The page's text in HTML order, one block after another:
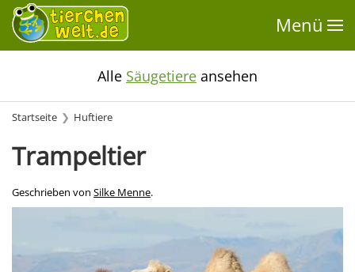
Menü
Alle Säugetiere ansehen
Startseite Huftiere
Trampeltier
Geschrieben von Silke Menne.